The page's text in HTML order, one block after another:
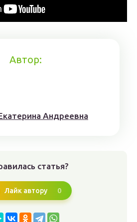
Автор:
Aндрeeвна
статья?
Лайк автору 0